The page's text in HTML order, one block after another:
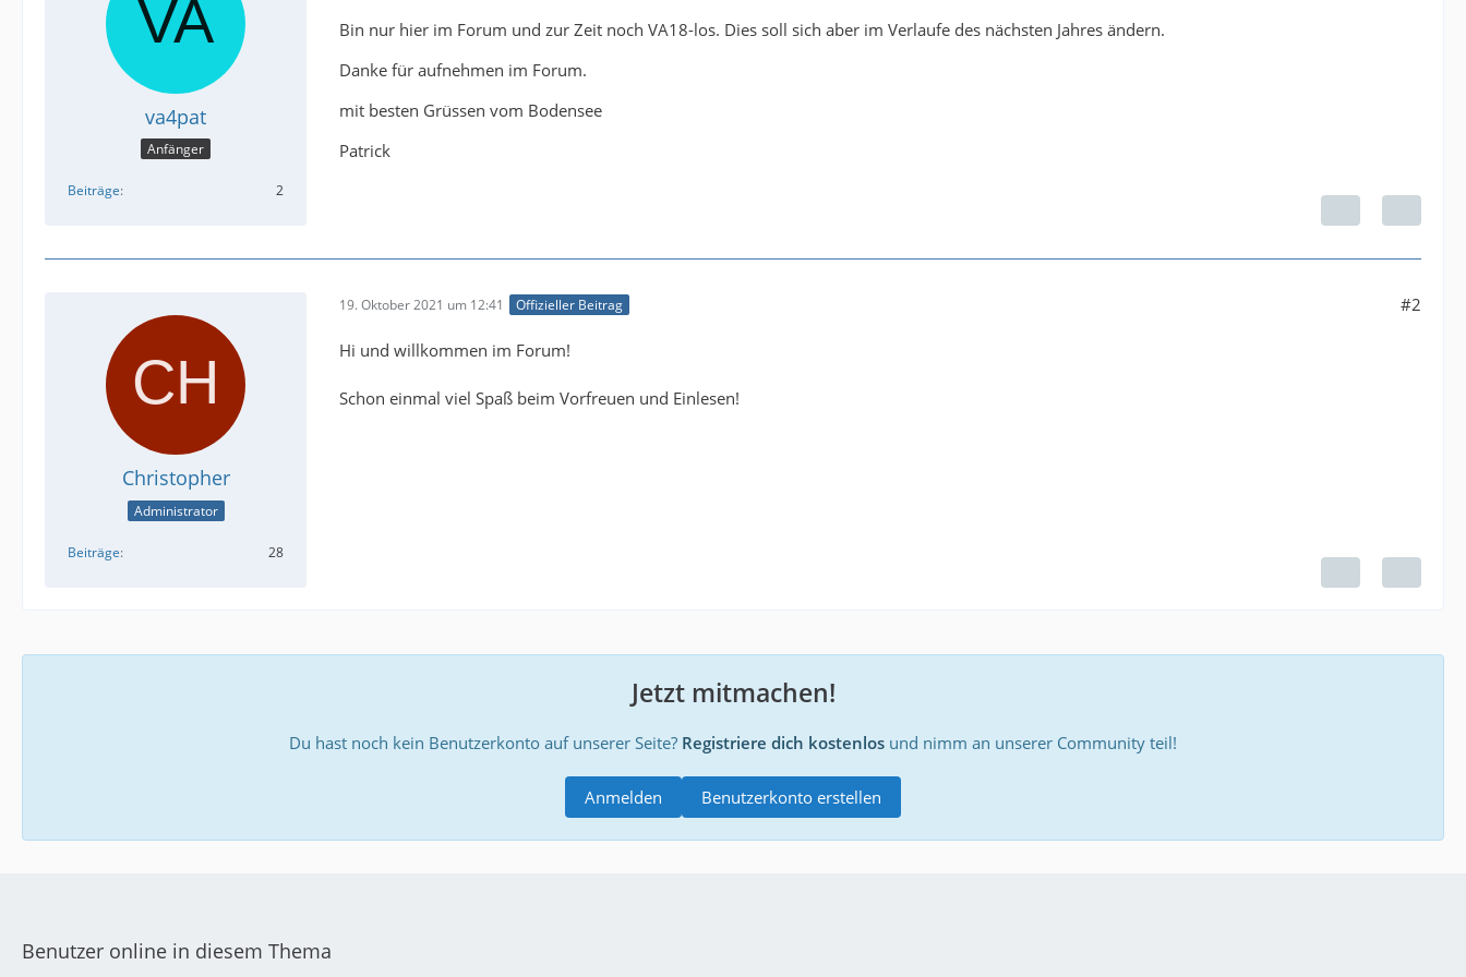
va4pat
Anfänger
Beiträge 2
Bin nur hier im Forum und zur Zeit noch VA18-los. Dies soll sich aber im Verlaufe des nächsten Jahres ändern.
Danke für aufnehmen im Forum.
mit besten Grüssen vom Bodensee
Patrick
Christopher
Administrator
Beiträge 28
19. Oktober 2021 um 12:41 Offizieller Beitrag #2
Hi und willkommen im Forum!
Schon einmal viel Spaß beim Vorfreuen und Einlesen!
Jetzt mitmachen!
Du hast noch kein Benutzerkonto auf unserer Seite? Registriere dich kostenlos und nimm an unserer Community teil!
Benutzerkonto erstellen
Anmelden
Benutzer online in diesem Thema